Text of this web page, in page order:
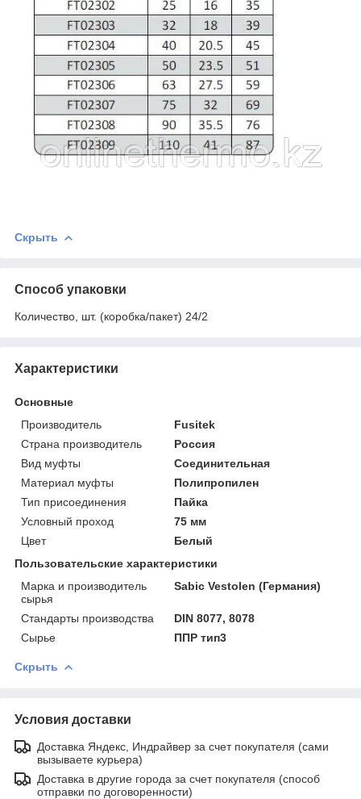
Скрыть
Способ упаковки
Количество, шт. (коробка/пакет) 24/2
Характеристики
Основные
Производитель
Fusitek
Страна производитель
Россия
Вид муфты
Соединительная
Материал муфты
Полипропилен
Тип присоединения
Пайка
Условный проход
75 мм
Цвет
Белый
Пользовательские характеристики
Марка и производитель
сырья
Sabic Vestolen (Германия)
Стандарты производства
DIN 8077, 8078
Сырье
ППР тип3
Скрыть
Условия доставки
Доставка Яндекс, Индрайвер за счет покупателя (сами
вызываете курьера)
Доставка в другие города за счет покупателя (способ
отправки по договоренности)